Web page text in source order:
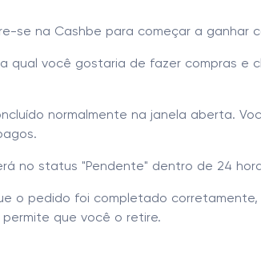
se na Cashbe para começar a ganhar
qual você gostaria de fazer compras e
normalmente na janela aberta.
no status "Pendente" dentro de 24
o pedido foi completado
que você o retire.